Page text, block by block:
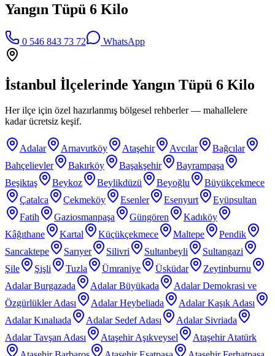
Yangın Tüpü 6 Kilo
0 546 843 73 72 WhatsApp
İstanbul İlçelerinde Yangın Tüpü 6 Kilo
Her ilçe için özel hazırlanmış bölgesel rehberler — mahallelere
kadar ücretsiz keşif.
Adalar Arnavutköy Ataşehir Avcılar
Bağcılar
Bahçelievler
Bakırköy Başakşehir
Bayrampaşa
Beşiktaş
Beykoz Beylikdüzü Beyoğlu
Büyükçekmece
Çatalca
Çekmeköy Esenler Esenyurt
Eyüpsultan
Fatih
Gaziosmanpaşa Güngören
Kadıköy
Kâğıthane
Kartal Küçükçekmece Maltepe
Pendik
Sancaktepe
Sarıyer Silivri Sultanbeyli
Sultangazi
Şile
Şişli Tuzla Ümraniye Üsküdar
Zeytinburnu
Adalar Burgazada
Adalar Büyükada
Adalar Demokrasi ve
Özgürlükler Adası
Adalar Heybeliada
Adalar Kaşık Adası
Adalar Kınalıada
Adalar Sedef Adası
Adalar Sivriada
Adalar Tavşan Adası
Ataşehir Aşıkveysel
Ataşehir Atatürk